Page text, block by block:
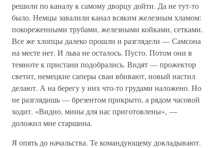
решили по каналу к самому дворцу дойти. Да не тут-то
было. Немцы завалили канал всяким железным хламом:
покореженными трубами, железными койками, сетками.
Все же хлопцы далеко прошли и разглядели — Самсона
на месте нет. И льва не осталось. Пусто. Потом они в
темноте к пристани подобрались. Видят — прожектор
светит, немецкие саперы сваи вбивают, новый настил
делают. А на берегу у них что-то грудами наложено. Но
не разглядишь — брезентом прикрыто, а рядом часовой
ходит. «Видно, мины для нас приготовлены», —
доложил мне старшина.
Я опять до начальства. Те командующему докладывают.